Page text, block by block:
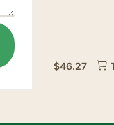
$46.27